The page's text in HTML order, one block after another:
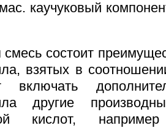
каучуковый
состоит
взятых в
включать
другие
кислот, например